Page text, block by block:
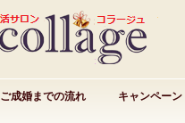
ご成婚までの流れ キャンペーン